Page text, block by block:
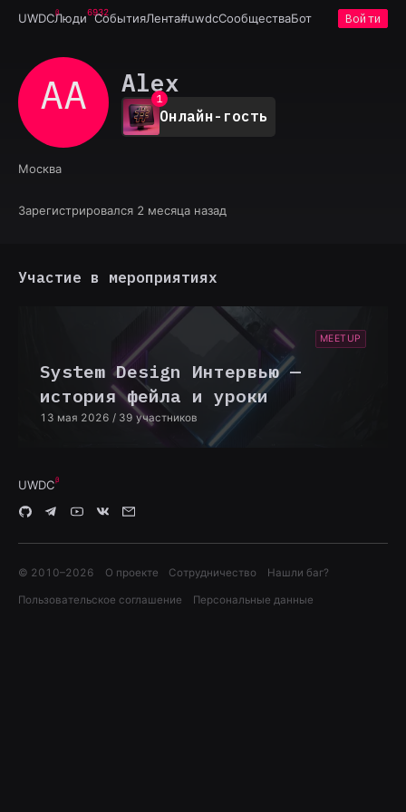
UWDCЛюди6932
СобытияЛента#uwdcСообществаБот Войти
AA Alex
0
1
2
3
7
Онлайн-гость
Москва
Зарегистрировался 2 месяца назад
Участие в мероприятиях
MEETUP
System Design Интервью —
история фейла и уроки
13 мая 2026 / 39 участников
UWDC
© 2010–2026 О проекте Сотрудничество Нашли баг?
Пользовательское соглашение Персональные данные